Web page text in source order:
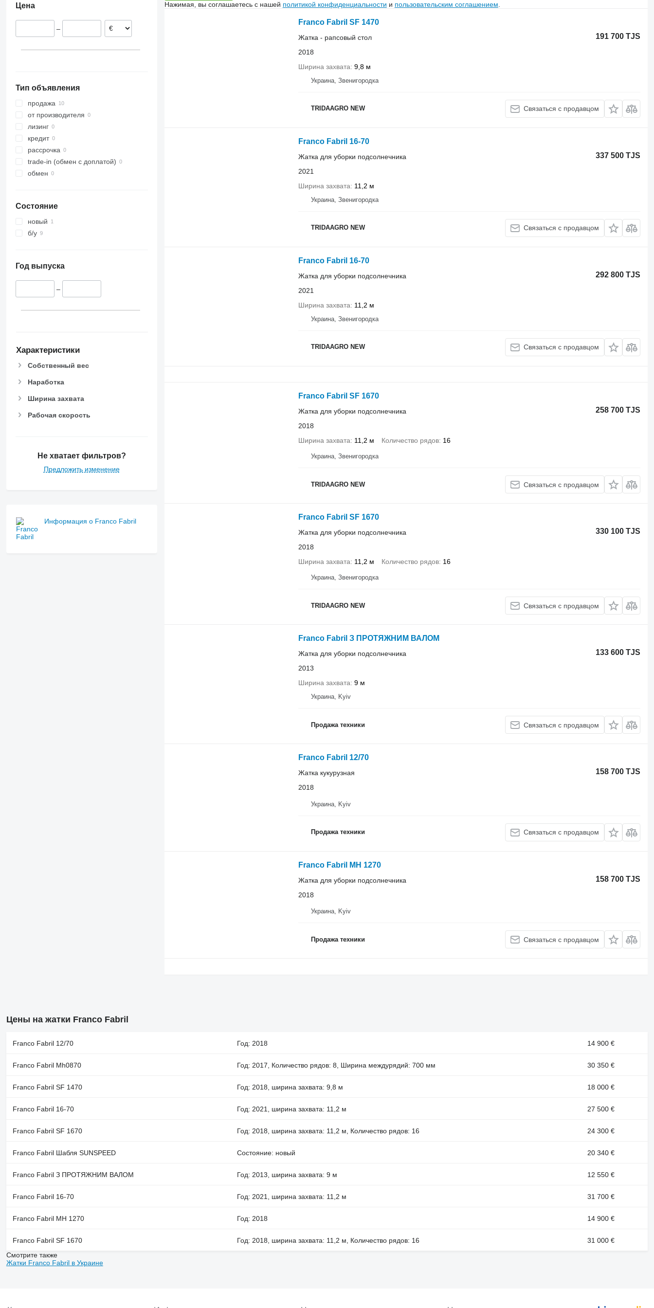
Цена
–
Тип объявления
продажа
от производителя
лизинг
кредит
рассрочка
trade-in (обмен с доплатой)
обмен
Состояние
новый
б/у
Год выпуска
–
Характеристики
Собственный вес
Наработка
Ширина захвата
Рабочая скорость
Не хватает фильтров?
Предложить изменение
Информация о Franco Fabril
Нажимая, вы соглашаетесь с нашей политикой конфиденциальности и пользовательским соглашением
Franco Fabril SF 1470
191 700 TJS
Жатка - рапсовый стол
2018
Ширина захвата 9,8 м
Украина, Звенигородка
TRIDAAGRO NEW Связаться с продавцом
Franco Fabril 16-70
337 500 TJS
Жатка для уборки подсолнечника
2021
Ширина захвата
11,2 м
Украина, Звенигородка
TRIDAAGRO NEW Связаться с продавцом
Franco Fabril 16-70
292 800 TJS
Жатка для уборки подсолнечника
2021
Ширина захвата
11,2 м
Украина, Звенигородка
TRIDAAGRO NEW Связаться с продавцом
Franco Fabril SF 1670
258 700 TJS
Жатка для уборки подсолнечника
2018
Ширина захвата 11,2 м Количество рядов 16
Украина, Звенигородка
TRIDAAGRO NEW Связаться с продавцом
Franco Fabril SF 1670
330 100 TJS
Жатка для уборки подсолнечника
2018
Ширина захвата 11,2 м Количество рядов 16
Украина, Звенигородка
TRIDAAGRO NEW Связаться с продавцом
Franco Fabril З ПРОТЯЖНИМ ВАЛОМ
133 600 TJS
Жатка для уборки подсолнечника
2013
Ширина захвата 9 м
Украина, Kyiv
Продажа техники Связаться с продавцом
Franco Fabril 12/70
158 700 TJS
Жатка кукурузная
2018
Украина, Kyiv
Продажа техники Связаться с продавцом
Franco Fabril MH 1270
158 700 TJS
Жатка для уборки подсолнечника
2018
Украина, Kyiv
Продажа техники Связаться с продавцом
Цены на жатки Franco Fabril
Franco Fabril 12/70 Год: 2018 14 900 €
Franco Fabril Mh0870 Год: 2017, Количество рядов: 8, Ширина междурядий: 700 мм 30 350 €
Franco Fabril SF 1470 Год: 2018, ширина захвата: 9,8 м 18 000 €
Franco Fabril 16-70 Год: 2021, ширина захвата: 11,2 м 27 500 €
Franco Fabril SF 1670 Год: 2018, ширина захвата: 11,2 м, Количество рядов: 16 24 300 €
Franco Fabril Шабля SUNSPEED Состояние: новый 20 340 €
Franco Fabril З ПРОТЯЖНИМ ВАЛОМ Год: 2013, ширина захвата: 9 м 12 550 €
Franco Fabril 16-70 Год: 2021, ширина захвата: 11,2 м 31 700 €
Franco Fabril MH 1270 Год: 2018 14 900 €
Franco Fabril SF 1670 Год: 2018, ширина захвата: 11,2 м, Количество рядов: 16
31 000 €
Смотрите также
Жатки Franco Fabril в Украине